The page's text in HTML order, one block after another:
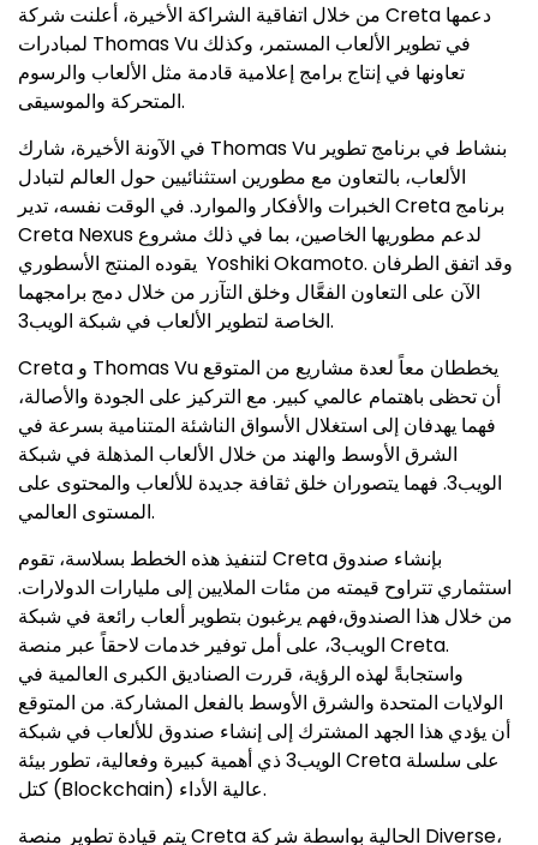
من خلال اتفاقية الشراكة الأخيرة، أعلنت شركة Creta دعمها
لمبادرات Thomas Vu في تطوير الألعاب المستمر، وكذلك
تعاونها في إنتاج برامج إعلامية قادمة مثل الألعاب والرسوم
المتحركة والموسيقى.
في الآونة الأخيرة، شارك Thomas Vu بنشاط في برنامج تطوير
الألعاب، بالتعاون مع مطورين استثنائيين حول العالم لتبادل
الخبرات والأفكار والموارد. في الوقت نفسه، تدير Creta برنامج
Creta Nexus لدعم مطوريها الخاصين، بما في ذلك مشروع
يقوده المنتج الأسطوري Yoshiki Okamoto. وقد اتفق الطرفان
الآن على التعاون الفعَّال وخلق التآزر من خلال دمج برامجهما
الخاصة لتطوير الألعاب في شبكة الويب3.
Creta و Thomas Vu يخططان معاً لعدة مشاريع من المتوقع
أن تحظى باهتمام عالمي كبير. مع التركيز على الجودة والأصالة،
فهما يهدفان إلى استغلال الأسواق الناشئة المتنامية بسرعة في
الشرق الأوسط والهند من خلال الألعاب المذهلة في شبكة
الويب3. فهما يتصوران خلق ثقافة جديدة للألعاب والمحتوى على
المستوى العالمي.
لتنفيذ هذه الخطط بسلاسة، تقوم Creta بإنشاء صندوق
استثماري تتراوح قيمته من مئات الملايين إلى مليارات الدولارات.
من خلال هذا الصندوق،فهم يرغبون بتطوير ألعاب رائعة في شبكة
الويب3، على أمل توفير خدمات لاحقاً عبر منصة Creta.
واستجابةً لهذه الرؤية، قررت الصناديق الكبرى العالمية في
الولايات المتحدة والشرق الأوسط بالفعل المشاركة. من المتوقع
أن يؤدي هذا الجهد المشترك إلى إنشاء صندوق للألعاب في شبكة
الويب3 ذي أهمية كبيرة وفعالية، تطور بيئة Creta على سلسلة
كتل (Blockchain) عالية الأداء.
يتم قيادة تطوير منصة Creta الحالية بواسطة شركة Diverse،